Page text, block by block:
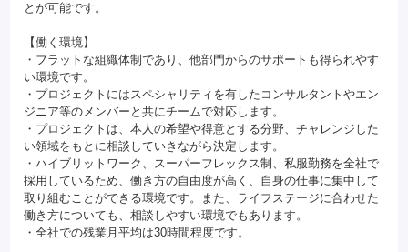
とが可能です。
【働く環境】
・フラットな組織体制であり、他部門からのサポートも得られやす
い環境です。
・プロジェクトにはスペシャリティを有したコンサルタントやエン
ジニア等のメンバーと共にチームで対応します。
・プロジェクトは、本人の希望や得意とする分野、チャレンジした
い領域をもとに相談していきながら決定します。
・ハイブリットワーク、スーパーフレックス制、私服勤務を全社で
採用しているため、働き方の自由度が高く、自身の仕事に集中して
取り組むことができる環境です。また、ライフステージに合わせた
働き方についても、相談しやすい環境でもあります。
・全社での残業月平均は30時間程度です。